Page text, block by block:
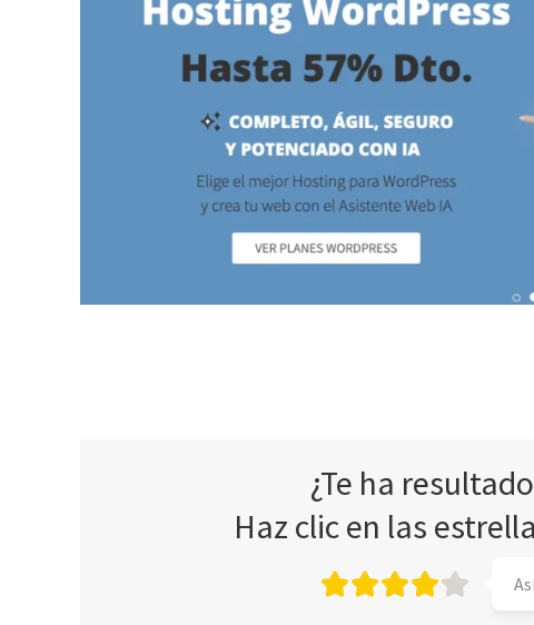
¿Te ha
Haz clic en las